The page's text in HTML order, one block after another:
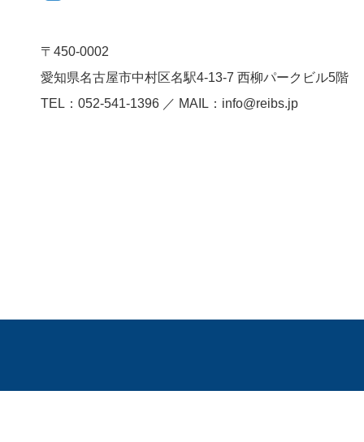
〒450-0002
愛知県名古屋市中村区名駅4-13-7 西柳パークビル5階
TEL：052-541-1396 ／ MAIL：info@reibs.jp